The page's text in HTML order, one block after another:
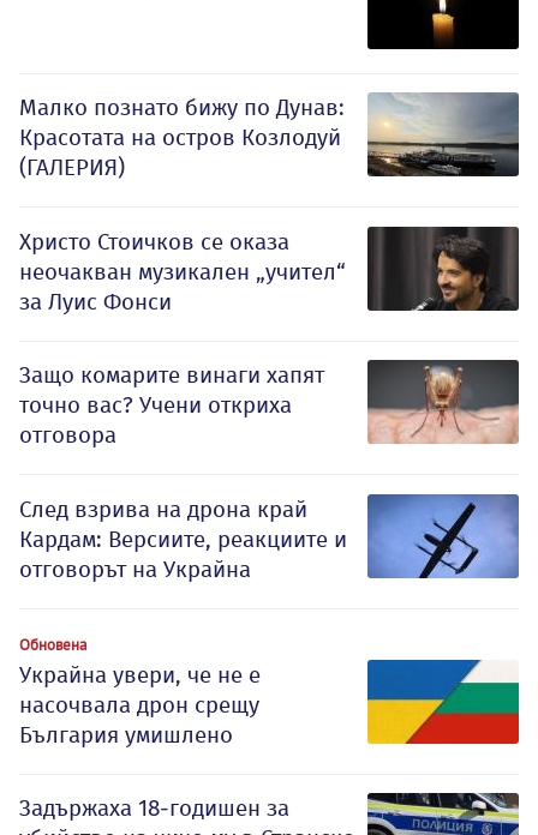
Малко познато бижу по Дунав:
Красотата на остров Козлодуй
(ГАЛЕРИЯ)
Христо Стоичков се оказа
неочакван музикален „учител“
за Луис Фонси
Защо комарите винаги хапят
точно вас? Учени откриха
отговора
След взрива на дрона край
Кардам: Версиите, реакциите и
отговорът на Украйна
Обновена
Украйна увери, че не е
насочвала дрон срещу
България умишлено
Задържаха 18-годишен за